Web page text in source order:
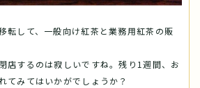
転して、一般向け紅茶と業務用紅茶の販
店するのは寂しいですね。残り1週間、お
てみてはいかがでしょうか？